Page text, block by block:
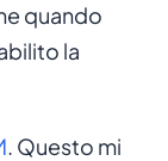
quando
la
. Questo mi